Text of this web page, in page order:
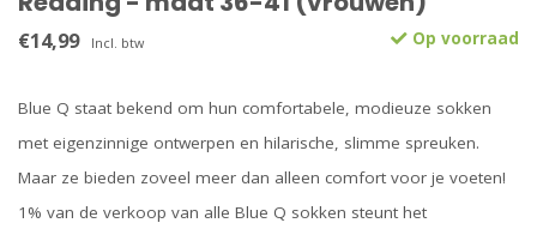
€14,99 Incl. btw Op voorraad
Blue Q staat bekend om hun comfortabele, modieuze sokken
met eigenzinnige ontwerpen en hilarische, slimme spreuken.
Maar ze bieden zoveel meer dan alleen comfort voor je voeten!
1% van de verkoop van alle Blue Q sokken steunt het